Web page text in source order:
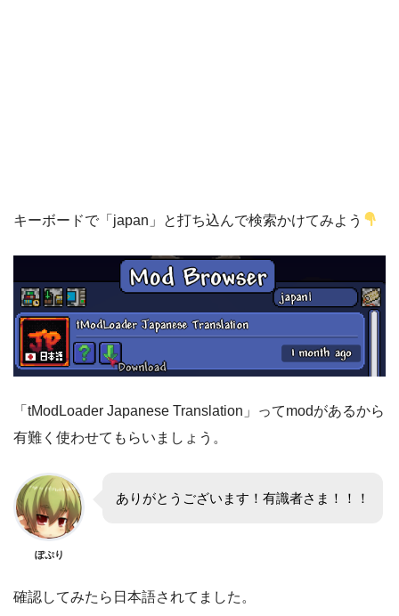
キーボードで「japan」と打ち込んで検索かけてみよう
「tModLoader Japanese Translation」ってmodがあるから
有難く使わせてもらいましょう。
ぽぷり
ありがとうございます！有識者さま！！！
確認してみたら日本語されてました。